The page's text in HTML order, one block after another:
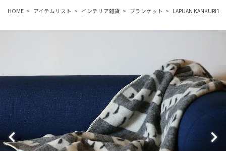
HOME アイテムリスト インテリア雑貨 ブランケット LAPUAN KANKURIT